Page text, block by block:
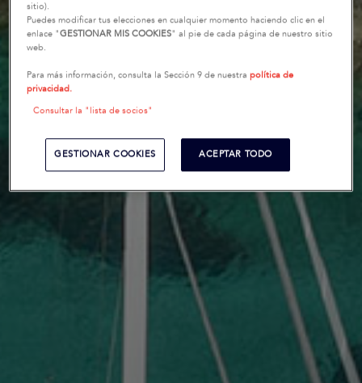
sitio).
Puedes modificar tus elecciones en cualquier momento haciendo clic en el
enlace "GESTIONAR MIS COOKIES" al pie de cada página de nuestro sitio
web.
Para más información, consulta la Sección 9 de nuestrapolítica de
privacidad.
Consultar la "lista de socios"
GESTIONAR COOKIES ACEPTAR TODO